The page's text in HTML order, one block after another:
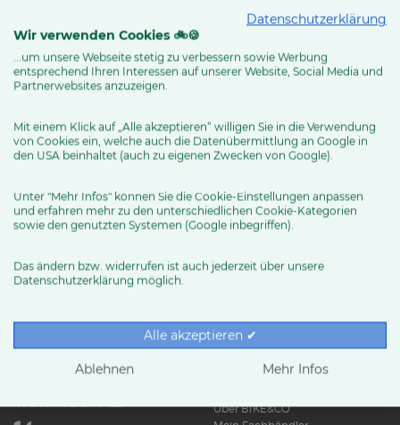
MEHR ERFAHREN
News & Trends
Ratgeber
Über BIKE&CO
Datenschutzerklärung
Wir verwenden Cookies 🚲🍪
...um unsere Webseite stetig zu verbessern sowie Werbung
entsprechend Ihren Interessen auf unserer Website, Social Media und
Partnerwebsites anzuzeigen.
Mit einem Klick auf „Alle akzeptieren“ willigen Sie in die Verwendung
von Cookies ein, welche auch die Datenübermittlung an Google in
den USA beinhaltet (auch zu eigenen Zwecken von Google).
Unter "Mehr Infos" können Sie die Cookie-Einstellungen anpassen
und erfahren mehr zu den unterschiedlichen Cookie-Kategorien
sowie den genutzten Systemen (Google inbegriffen).
Das ändern bzw. widerrufen ist auch jederzeit über unsere
Datenschutzerklärung möglich.
Alle akzeptieren ✔
Ablehnen Mehr Infos